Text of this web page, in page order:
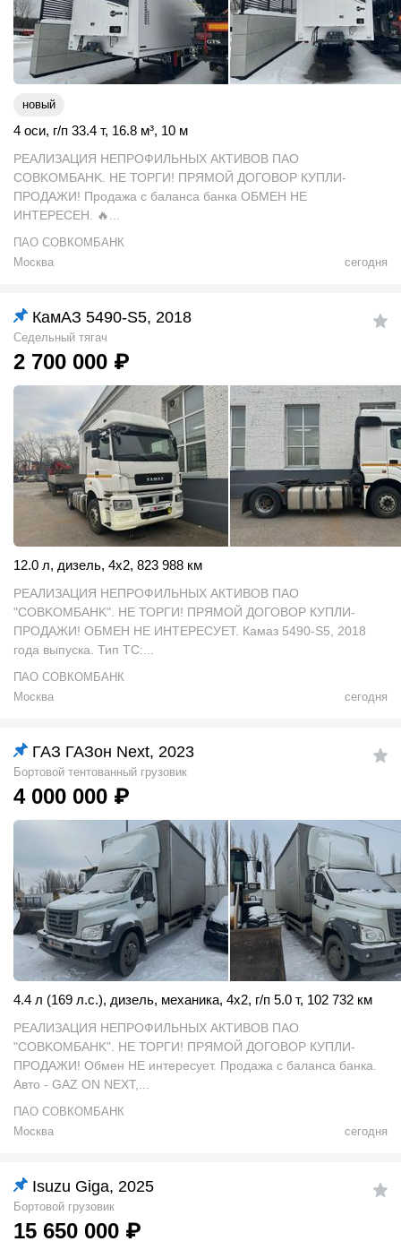
новый
4 оси, г/п 33.4 т, 16.8 м³, 10 м
PEAЛИЗАЦИЯ HEПРОФИЛЬНЫХ АКTИВOВ ПAО
COВKOMБAHK. НЕ ТОРГИ! ПРЯМОЙ ДОГОВОР КУПЛИ-
ПРОДАЖИ! Продажа с баланса банка ОБМЕН НЕ
ИНТЕРЕСЕН. 🔥...
ПАО СОВКОМБАНК
Москва
сегодня
КамАЗ 5490-S5, 2018
Седельный тягач
2 700 000 ₽
12.0 л, дизель, 4x2, 823 988 км
PEAЛИЗАЦИЯ HEПРОФИЛЬНЫХ АКTИВOВ ПAО
"COВKOMБAHK". НЕ ТОРГИ! ПРЯМОЙ ДОГОВОР КУПЛИ-
ПРОДАЖИ! ОБМЕН НЕ ИНТЕРЕСУЕТ. Камаз 5490-S5, 2018
года выпуска. Тип ТС:...
ПАО СОВКОМБАНК
Москва
сегодня
ГАЗ ГАЗон Next, 2023
Бортовой тентованный грузовик
4 000 000 ₽
4.4 л (169 л.с.), дизель, механика, 4x2, г/п 5.0 т, 102 732 км
PEAЛИЗАЦИЯ HEПРОФИЛЬНЫХ АКTИВOВ ПAО
"COВKOMБAHK". НЕ ТОРГИ! ПРЯМОЙ ДОГОВОР КУПЛИ-
ПРОДАЖИ! Обмен НЕ интересует. Продажа с баланса банка.
Авто - GAZ ON NEXT,...
ПАО СОВКОМБАНК
Москва
сегодня
Isuzu Giga, 2025
Бортовой грузовик
15 650 000 ₽